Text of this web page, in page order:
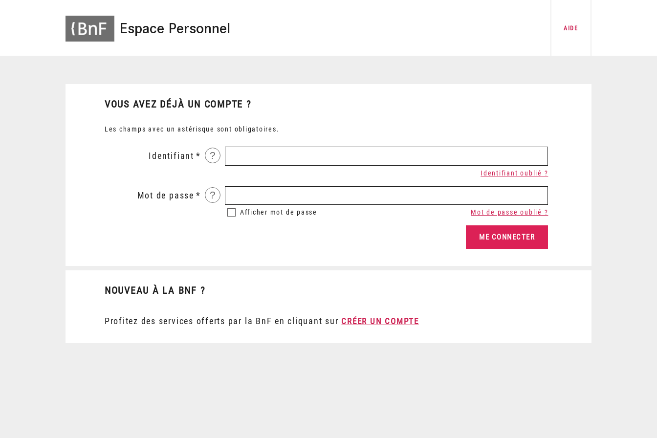
Espace Personnel AIDE
VOUS AVEZ DÉJÀ UN COMPTE ?
Les champs avec un astérisque sont obligatoires.
Identifiant ?
Identifiant oublié ?
Mot de passe ?
Afficher mot de passe Mot de passe oublié ?
NOUVEAU À LA BNF ?
Profitez des services offerts par la BnF en cliquant sur CRÉER UN COMPTE